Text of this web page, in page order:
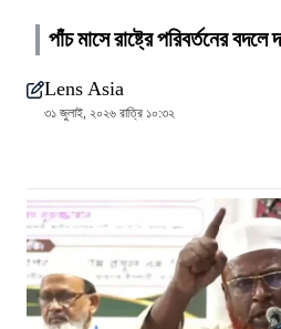
পাঁচ মাসে রাষ্ট্রে পরিবর্তনের
Lens Asia
৩১ জুলাই, ২০২৬ রাত্রি ১০:৩২